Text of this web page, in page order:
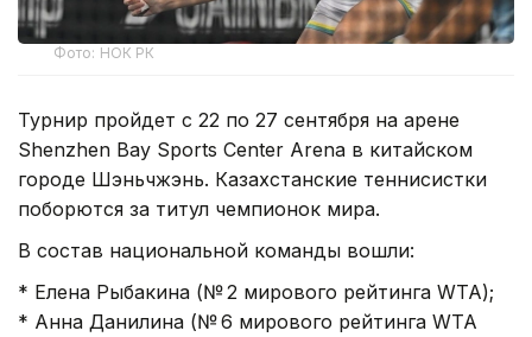
Фото: НОК РК
Турнир пройдет с 22 по 27 сентября на арене
Shenzhen Bay Sports Center Arena в китайском
городе Шэньчжэнь. Казахстанские теннисистки
поборются за титул чемпионок мира.
В состав национальной команды вошли:
* Елена Рыбакина (№ 2 мирового рейтинга WTA);
* Анна Данилина (№ 6 мирового рейтинга WTA